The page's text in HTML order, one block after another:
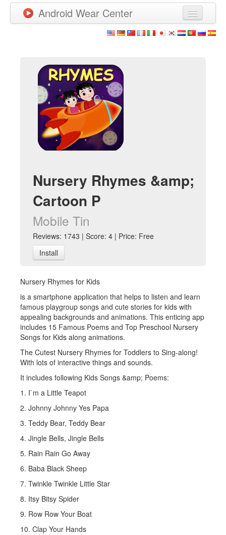
Android Wear Center
Games
New Releases
Watchfaces
More
Nursery Rhymes &amp;
Cartoon P
Mobile Tin
Reviews: 1743 | Score: 4 | Price: Free
Install
Nursery Rhymes for Kids
is a smartphone application that helps to listen and learn
famous playgroup songs and cute stories for kids with
appealing backgrounds and animations. This enticing app
includes 15 Famous Poems and Top Preschool Nursery
Songs for Kids along animations.
The Cutest Nursery Rhymes for Toddlers to Sing-along!
With lots of interactive things and sounds.
It includes following Kids Songs &amp; Poems:
1. I`m a Little Teapot
2. Johnny Johnny Yes Papa
3. Teddy Bear, Teddy Bear
4. Jingle Bells, Jingle Bells
5. Rain Rain Go Away
6. Baba Black Sheep
7. Twinkle Twinkle Little Star
8. Itsy Bitsy Spider
9. Row Row Your Boat
10. Clap Your Hands